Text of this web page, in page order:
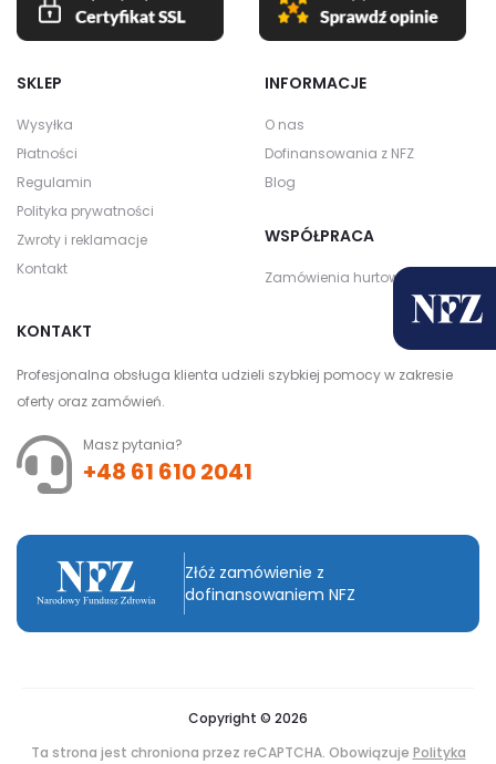
SKLEP
Wysyłka
Płatności
Regulamin
Polityka prywatności
Zwroty i reklamacje
Kontakt
INFORMACJE
O nas
Dofinansowania z NFZ
Blog
WSPÓŁPRACA
Zamówienia hurtowe
KONTAKT
Profesjonalna obsługa klienta udzieli szybkiej pomocy w zakresie
oferty oraz zamówień.
Masz pytania?
+48 61 610 2041
Złóż zamówienie z
dofinansowaniem NFZ
Copyright © 2026
Ta strona jest chroniona przez reCAPTCHA. Obowiązuje Polityka